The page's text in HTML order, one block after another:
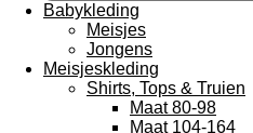
Babykleding
Meisjes
Jongens
Meisjeskleding
Shirts, Tops & Truien
Maat 80-98
Maat 104-164